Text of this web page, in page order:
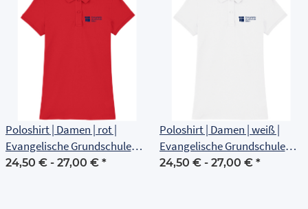
Poloshirt | Damen | rot |
Evangelische Grundschule
Erfurt
24,50 € - 27,00 € *
Poloshirt | Damen | weiß |
Evangelische Grundschule
Erfurt
24,50 € - 27,00 € *